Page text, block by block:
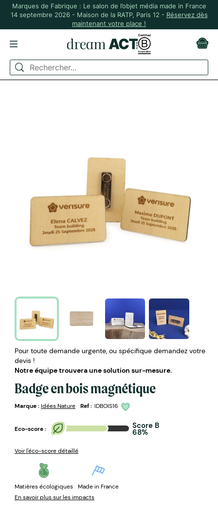
Marques de Fabrique : Le salon de l’objet média made in France
14 septembre 2026 - Maison de la RATP, Paris 12 - Réservez dès
maintenant votre place !
ACCUEIL ÉVÉNEMENTIEL
BADGE EN BOIS MAGNÉTIQUE
Pour toute demande urgente, ou spécifique demandez votre
devis !
Notre équipe trouvera une solution sur-mesure.
Badge en bois magnétique
Marque :Idées Nature Ref : IDBOIS16
Eco-score : Score B
68%
Voir l'éco-score détaillé
Matières écologiques
Made in France
En savoir plus sur les impacts